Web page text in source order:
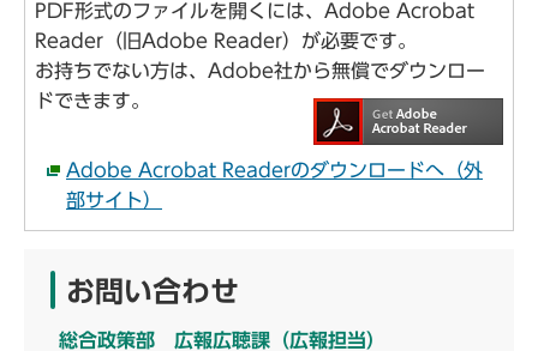
PDF形式のファイルを開くには、Adobe Acrobat
Reader（旧Adobe Reader）が必要です。
お持ちでない方は、Adobe社から無償でダウンロー
ドできます。
Adobe Acrobat Readerのダウンロードへ（外
部サイト）
お問い合わせ
総合政策部 広報広聴課（広報担当）